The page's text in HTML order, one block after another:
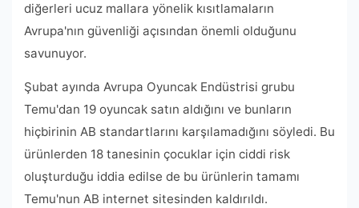
diğerleri ucuz mallara yönelik kısıtlamaların
Avrupa'nın güvenliği açısından önemli olduğunu
savunuyor.
Şubat ayında Avrupa Oyuncak Endüstrisi grubu
Temu'dan 19 oyuncak satın aldığını ve bunların
hiçbirinin AB standartlarını karşılamadığını söyledi. Bu
ürünlerden 18 tanesinin çocuklar için ciddi risk
oluşturduğu iddia edilse de bu ürünlerin tamamı
Temu'nun AB internet sitesinden kaldırıldı.